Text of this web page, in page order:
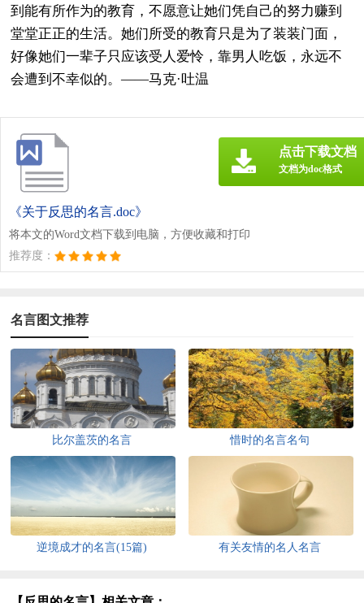
到能有所作为的教育，不愿意让她们凭自己的努力赚到
堂堂正正的生活。她们所受的教育只是为了装装门面，
好像她们一辈子只应该受人爱怜，靠男人吃饭，永远不
会遭到不幸似的。——马克·吐温
《关于反思的名言.doc》
将本文的Word文档下载到电脑，方便收藏和打印
推荐度：
点击下载文档
文档为doc格式
名言图文推荐
比尔盖茨的名言 惜时的名言名句
逆境成才的名言(15篇) 有关友情的名人名言